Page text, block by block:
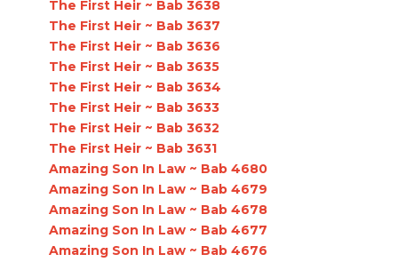
The First Heir ~ Bab 3638
The First Heir ~ Bab 3637
The First Heir ~ Bab 3636
The First Heir ~ Bab 3635
The First Heir ~ Bab 3634
The First Heir ~ Bab 3633
The First Heir ~ Bab 3632
The First Heir ~ Bab 3631
Amazing Son In Law ~ Bab 4680
Amazing Son In Law ~ Bab 4679
Amazing Son In Law ~ Bab 4678
Amazing Son In Law ~ Bab 4677
Amazing Son In Law ~ Bab 4676